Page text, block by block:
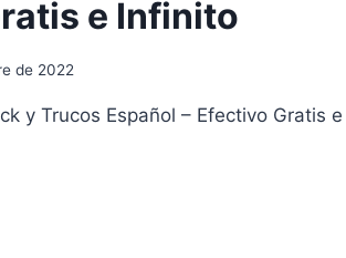
e Infinito
de 2022